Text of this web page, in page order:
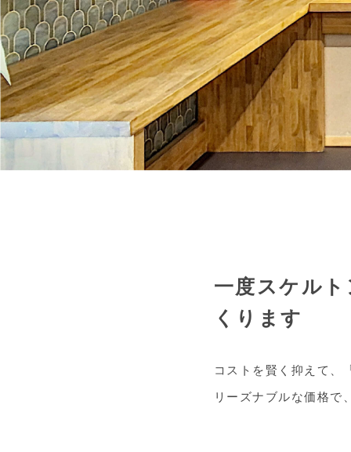
ノ
づ
く
り
｜
大
阪
生
野
一度スケル
くります
コストを賢く抑えて、
リーズナブルな価格で